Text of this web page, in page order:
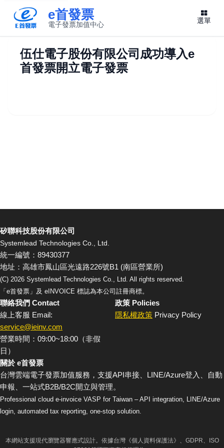
e首發票
電子發票加值中心 選單
伍仕電子股份有限公司成功導入e
首發票開立電子發票
矽聯科技股份有限公司
Systemlead Technologies Co., Ltd.
統一編號：89430377
地址：高雄市鳳山區光遠路226號B1 (南區營業所)
(C) 2026 Systemlead Technologies Co., Ltd. All rights reserved.
「e首發票」及 eINVOICE 標誌為本公司註冊商標。
聯絡我們 Contact
線上客服 Email:
service@ieinv.com
營業時間：09:00~18:00（非假
日）
政策 Policies
隱私權政策 Privacy Policy
關於 e首發票
台灣雲端電子發票加值服務，支援API串接、LINE/Azure登入、自動
申報、一站式B2B/B2C開立與管理。
Professional cloud e-invoice VASP for Taiwan – API integration, LINE/Azure
login, automated tax reporting, one-stop solution.
本網站支援現代瀏覽器響應式設計。依據台灣《個人資料保護法》、GDPR、ISO